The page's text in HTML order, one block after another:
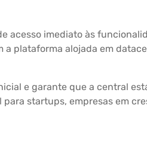
acesso imediato às
a plataforma alojada em
e garante que a central
startups, empresas em